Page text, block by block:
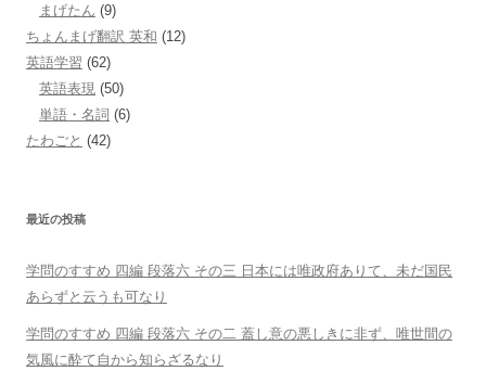
まげたん (9)
ちょんまげ翻訳 英和 (12)
英語学習 (62)
英語表現 (50)
単語・名詞 (6)
たわごと (42)
最近の投稿
学問のすすめ 四編 段落六 その三 日本には唯政府ありて、未だ国民
あらずと云うも可なり
学問のすすめ 四編 段落六 その二 蓋し意の悪しきに非ず、唯世間の
気風に酔て自から知らざるなり